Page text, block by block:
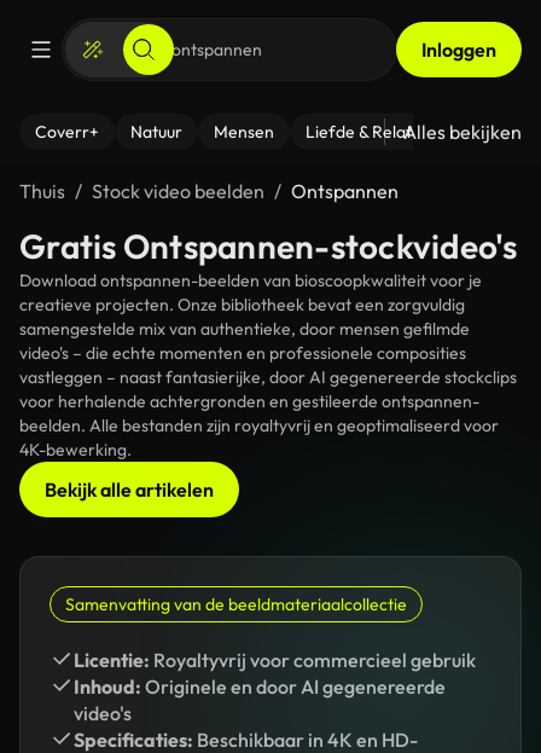
Inloggen
Coverr+ Natuur Mensen Liefde & Relaties - Fitness
Alles bekijken
Thuis Stock video beelden Ontspannen
Gratis Ontspannen-stockvideo's
Download ontspannen-beelden van bioscoopkwaliteit voor je
creatieve projecten. Onze bibliotheek bevat een zorgvuldig
samengestelde mix van authentieke, door mensen gefilmde
video's – die echte momenten en professionele composities
vastleggen – naast fantasierijke, door AI gegenereerde stockclips
voor herhalende achtergronden en gestileerde ontspannen-
beelden. Alle bestanden zijn royaltyvrij en geoptimaliseerd voor
4K-bewerking.
Bekijk alle artikelen
Samenvatting van de beeldmateriaalcollectie
Licentie: Royaltyvrij voor commercieel gebruik
Inhoud: Originele en door AI gegenereerde
video's
Specificaties: Beschikbaar in 4K en HD-